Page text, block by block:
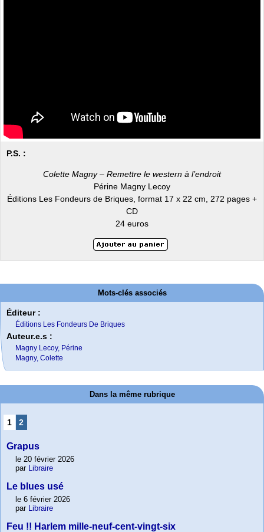
P.S. :
Colette Magny – Remettre le western à l’endroit
Périne Magny Lecoy
Éditions Les Fondeurs de Briques, format 17 x 22 cm, 272 pages +
CD
24 euros
Mots-clés associés
Éditeur :
Éditions Les Fondeurs De Briques
Auteur.e.s :
Magny Lecoy, Périne
Magny, Colette
Dans la même rubrique
1 2
Grapus
le 20 février 2026
par Libraire
Le blues usé
le 6 février 2026
par Libraire
Feu !! Harlem mille-neuf-cent-vingt-six